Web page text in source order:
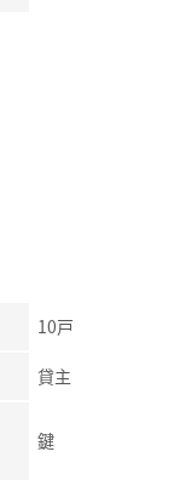
10戸
貸主
鍵